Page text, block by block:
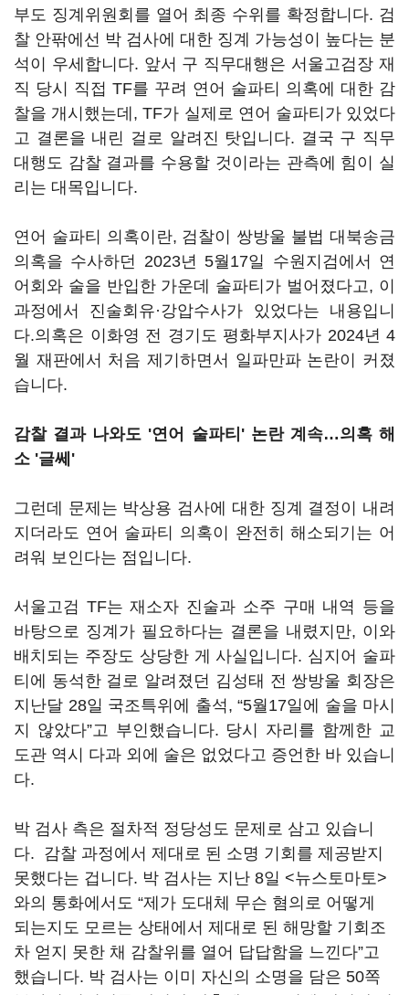
부도 징계위원회를 열어 최종 수위를 확정합니다. 검
찰 안팎에선 박 검사에 대한 징계 가능성이 높다는 분
석이 우세합니다. 앞서 구 직무대행은 서울고검장 재
직 당시 직접 TF를 꾸려 연어 술파티 의혹에 대한 감
찰을 개시했는데, TF가 실제로 연어 술파티가 있었다
고 결론을 내린 걸로 알려진 탓입니다. 결국 구 직무
대행도 감찰 결과를 수용할 것이라는 관측에 힘이 실
리는 대목입니다.
연어 술파티 의혹이란, 검찰이 쌍방울 불법 대북송금
의혹을 수사하던 2023년 5월17일 수원지검에서 연
어회와 술을 반입한 가운데 술파티가 벌어졌다고, 이
과정에서 진술회유·강압수사가 있었다는 내용입니
다.의혹은 이화영 전 경기도 평화부지사가 2024년 4
월 재판에서 처음 제기하면서 일파만파 논란이 커졌
습니다.
감찰 결과 나와도 '연어 술파티' 논란 계속…의혹 해
소 '글쎄'
그런데 문제는 박상용 검사에 대한 징계 결정이 내려
지더라도 연어 술파티 의혹이 완전히 해소되기는 어
려워 보인다는 점입니다.
서울고검 TF는 재소자 진술과 소주 구매 내역 등을
바탕으로 징계가 필요하다는 결론을 내렸지만, 이와
배치되는 주장도 상당한 게 사실입니다. 심지어 술파
티에 동석한 걸로 알려졌던 김성태 전 쌍방울 회장은
지난달 28일 국조특위에 출석, “5월17일에 술을 마시
지 않았다”고 부인했습니다. 당시 자리를 함께한 교
도관 역시 다과 외에 술은 없었다고 증언한 바 있습니
다.
박 검사 측은 절차적 정당성도 문제로 삼고 있습니
다. 감찰 과정에서 제대로 된 소명 기회를 제공받지
못했다는 겁니다. 박 검사는 지난 8일 <뉴스토마토>
와의 통화에서도 “제가 도대체 무슨 혐의로 어떻게
되는지도 모르는 상태에서 제대로 된 해망할 기회조
차 얻지 못한 채 감찰위를 열어 답답함을 느낀다”고
했습니다. 박 검사는 이미 자신의 소명을 담은 50쪽